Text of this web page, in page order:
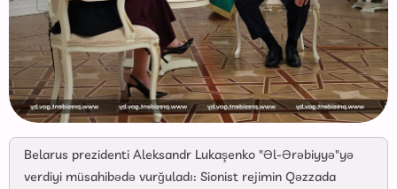
Belarus prezidenti Aleksandr Lukaşenko "Əl-Ərəbiyyə"yə
verdiyi müsahibədə vurğuladı: Sionist rejimin Qəzzada